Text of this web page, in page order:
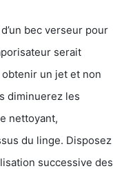
bec verseur pour
serait
un jet et non
diminuerez les
nettoyant,
du linge. Disposez
successive des